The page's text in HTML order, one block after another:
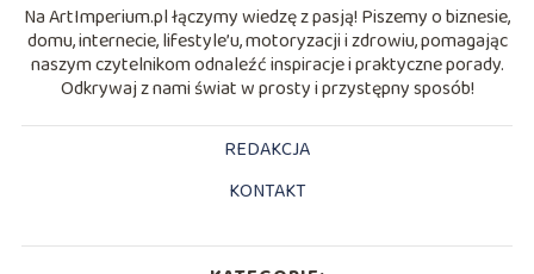
Na ArtImperium.pl łączymy wiedzę z pasją! Piszemy o biznesie,
domu, internecie, lifestyle’u, motoryzacji i zdrowiu, pomagając
naszym czytelnikom odnaleźć inspiracje i praktyczne porady.
Odkrywaj z nami świat w prosty i przystępny sposób!
REDAKCJA
KONTAKT